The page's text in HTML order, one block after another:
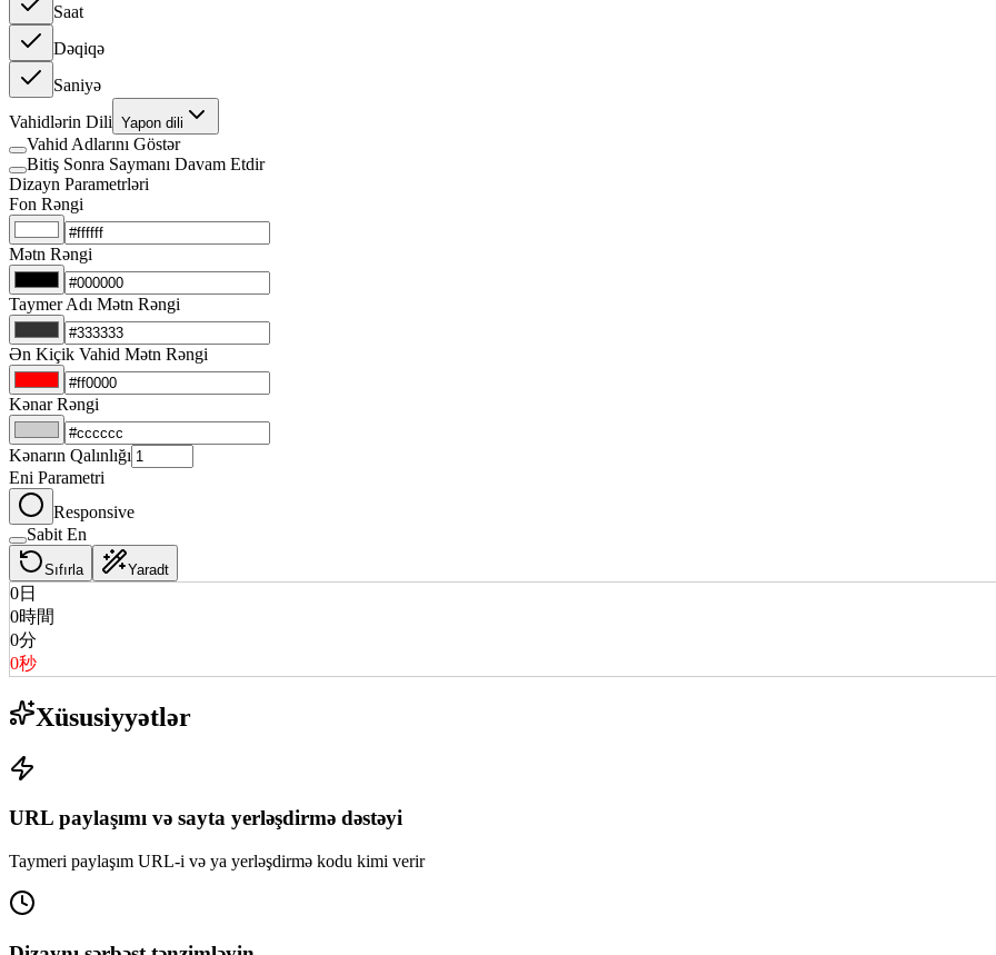
Saat
Dəqiqə
Saniyə
Vahidlərin Dili Yapon dili
Vahid Adlarını Göstər
Bitiş Sonra Saymanı Davam Etdir
Dizayn Parametrləri
Fon Rəngi
Mətn Rəngi
Taymer Adı Mətn Rəngi
Ən Kiçik Vahid Mətn Rəngi
Kənar Rəngi
Kənarın Qalınlığı
Eni Parametri
Responsive
Sabit En
Sıfırla Yaradt
0日
0時間
0分
0秒
Xüsusiyyətlər
URL paylaşımı və sayta yerləşdirmə dəstəyi
Taymeri paylaşım URL-i və ya yerləşdirmə kodu kimi verir